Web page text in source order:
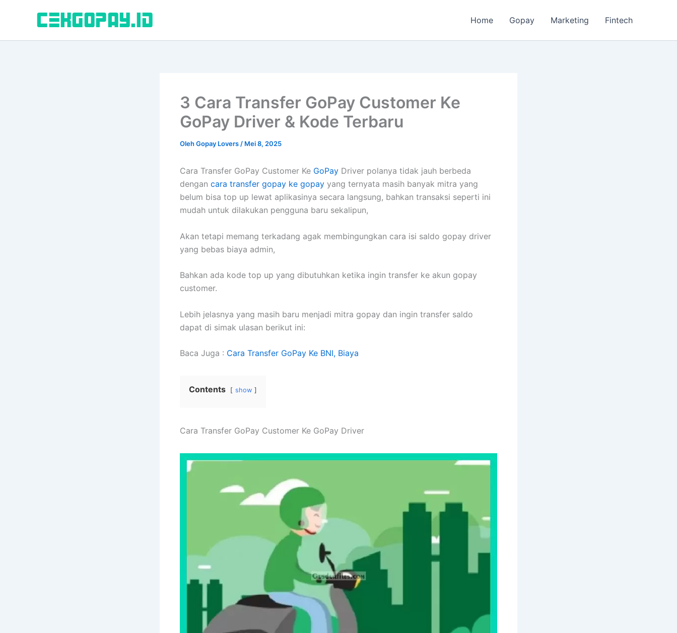
Home Gopay Marketing Fintech
3 Cara Transfer GoPay Customer Ke
GoPay Driver & Kode Terbaru
OlehGopay Lovers / Mei 8, 2025
Cara Transfer GoPay Customer Ke GoPay Driver polanya tidak jauh berbeda
dengan cara transfer gopay ke gopay yang ternyata masih banyak mitra yang
belum bisa top up lewat aplikasinya secara langsung, bahkan transaksi seperti ini
mudah untuk dilakukan pengguna baru sekalipun,
Akan tetapi memang terkadang agak membingungkan cara isi saldo gopay driver
yang bebas biaya admin,
Bahkan ada kode top up yang dibutuhkan ketika ingin transfer ke akun gopay
customer.
Lebih jelasnya yang masih baru menjadi mitra gopay dan ingin transfer saldo
dapat di simak ulasan berikut ini:
Baca Juga : Cara Transfer GoPay Ke BNI, Biaya
Contents show
Cara Transfer GoPay Customer Ke GoPay Driver